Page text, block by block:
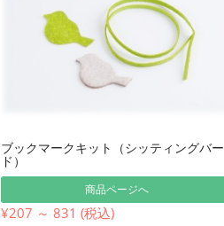
ブックマークキット（シッティングバー
ド）
商品ページへ
¥207 ～ 831 (税込)